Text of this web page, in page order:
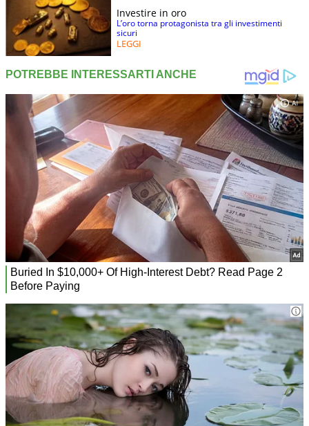
Investire in oro
L’oro torna protagonista tra gli investimenti
sicuri
LEGGI